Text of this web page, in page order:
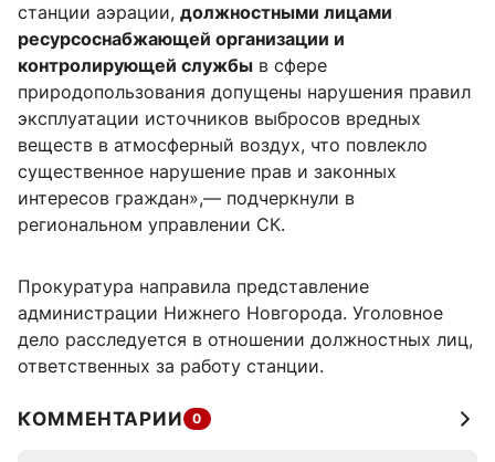
станции аэрации, должностными лицами
ресурсоснабжающей организации и
контролирующей службы в сфере
природопользования допущены нарушения правил
эксплуатации источников выбросов вредных
веществ в атмосферный воздух, что повлекло
существенное нарушение прав и законных
интересов граждан»,— подчеркнули в
региональном управлении СК.
Прокуратура направила представление
администрации Нижнего Новгорода. Уголовное
дело расследуется в отношении должностных лиц,
ответственных за работу станции.
КОММЕНТАРИИ 0